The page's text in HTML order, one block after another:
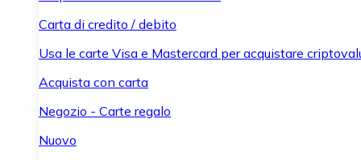
Carta di credito / debito
Usa le carte Visa e Mastercard per acquistare
Acquista con carta
Negozio - Carte regalo
Nuovo